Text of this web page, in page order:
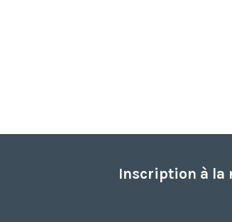
Inscription à la